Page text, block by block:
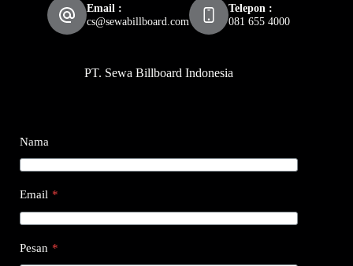
Email :
cs@sewabillboard.com
Telepon :
081 655 4000
PT. Sewa Billboard Indonesia
Nama
Email *
Pesan *